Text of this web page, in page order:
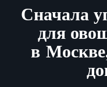
Сначала
для
в